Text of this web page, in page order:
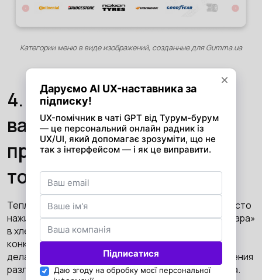
Категории меню в виде изображений, созданные для Gumma.ua
4. Отображать все
варианты размеров
продукта на странице
товара
Тепловые карты показывают, что пользователи часто
нажимают на кнопку «другие варианты модели товара»
в хлебных крошках сайта, чтобы перейти на
конкретную страницу каталога. Вероятно, они это
делают, чтобы проверить возможность приобретения
различных размеров определенной модели товара.